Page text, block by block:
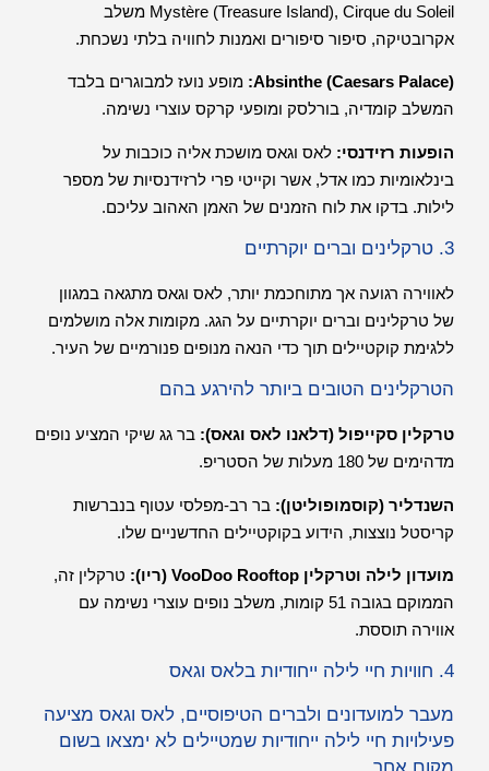
Mystère (Treasure Island), Cirque du Soleil משלב
אקרובטיקה, סיפור סיפורים ואמנות לחוויה בלתי נשכחת.
Absinthe (Caesars Palace): מופע נועז למבוגרים בלבד
המשלב קומדיה, בורלסק ומופעי קרקס עוצרי נשימה.
הופעות רזידנסי: לאס וגאס מושכת אליה כוכבות על
בינלאומיות כמו אדל, אשר וקייטי פרי לרזידנסיות של מספר
לילות. בדקו את לוח הזמנים של האמן האהוב עליכם.
3. טרקלינים וברים יוקרתיים
לאווירה רגועה אך מתוחכמת יותר, לאס וגאס מתגאה במגוון
של טרקלינים וברים יוקרתיים על הגג. מקומות אלה מושלמים
ללגימת קוקטיילים תוך כדי הנאה מנופים פנורמיים של העיר.
הטרקלינים הטובים ביותר להירגע בהם
טרקלין סקייפול (דלאנו לאס וגאס): בר גג שיקי המציע נופים
מדהימים של 180 מעלות של הסטריפ.
השנדליר (קוסמופוליטן): בר רב-מפלסי עטוף בנברשות
קריסטל נוצצות, הידוע בקוקטיילים החדשניים שלו.
מועדון לילה וטרקלין VooDoo Rooftop (ריו):
טרקלין זה,
הממוקם בגובה 51 קומות, משלב נופים עוצרי נשימה עם
אווירה תוססת.
4. חוויות חיי לילה ייחודיות בלאס וגאס
מעבר למועדונים ולברים הטיפוסיים, לאס וגאס מציעה
פעילויות חיי לילה ייחודיות שמטיילים לא ימצאו בשום